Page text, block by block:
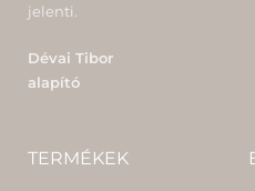
jelenti.
Dévai Tibor
alapító
TERMÉKEK